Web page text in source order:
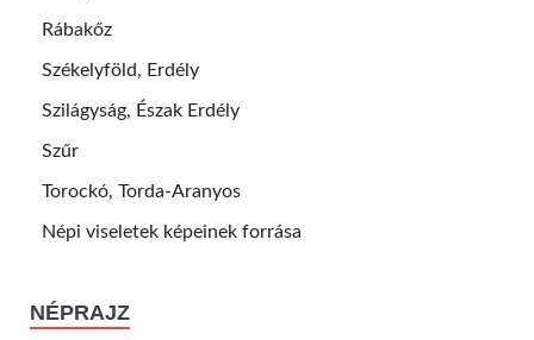
Rábakőz
Székelyföld, Erdély
Szilágyság, Észak Erdély
Szűr
Torockó, Torda-Aranyos
Népi viseletek képeinek forrása
NÉPRAJZ